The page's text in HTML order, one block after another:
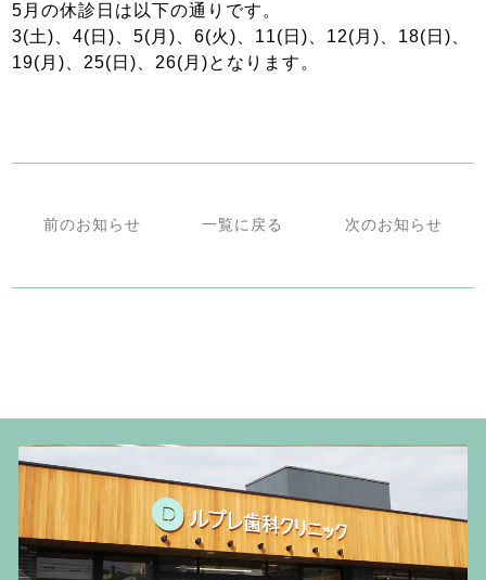
5月の休診日は以下の通りです。
3(土)、4(日)、5(月)、6(火)、11(日)、12(月)、18(日)、
19(月)、25(日)、26(月)となります。
前のお知らせ 一覧に戻る 次のお知らせ